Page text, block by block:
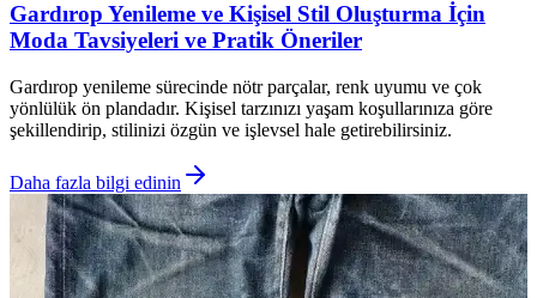
Gardırop Yenileme ve Kişisel Stil Oluşturma İçin
Moda Tavsiyeleri ve Pratik Öneriler
Gardırop yenileme sürecinde nötr parçalar, renk uyumu ve çok
yönlülük ön plandadır. Kişisel tarzınızı yaşam koşullarınıza göre
şekillendirip, stilinizi özgün ve işlevsel hale getirebilirsiniz.
Daha fazla bilgi edinin